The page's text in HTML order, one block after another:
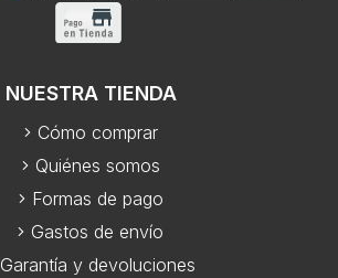
NUESTRA TIENDA
Cómo comprar
Quiénes somos
Formas de pago
Gastos de envío
Garantía y devoluciones